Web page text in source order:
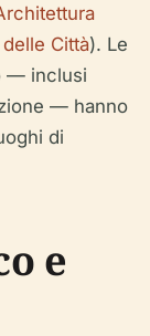
Città). Le
— inclusi
— hanno
di
e